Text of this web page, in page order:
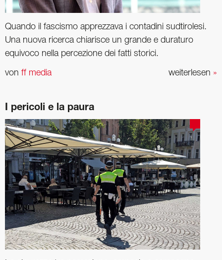
Quando il fascismo apprezzava i contadini sudtirolesi.
Una nuova ricerca chiarisce un grande e duraturo
equivoco nella percezione dei fatti storici.
weiterlesen »
von ff media
I pericoli e la paura